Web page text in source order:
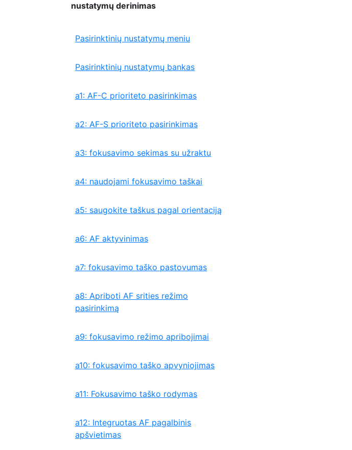
nustatymų derinimas
Pasirinktinių nustatymų meniu
Pasirinktinių nustatymų bankas
a1: AF-C prioriteto pasirinkimas
a2: AF-S prioriteto pasirinkimas
a3: fokusavimo sekimas su užraktu
a4: naudojami fokusavimo taškai
a5: saugokite taškus pagal orientaciją
a6: AF aktyvinimas
a7: fokusavimo taško pastovumas
a8: Apriboti AF srities režimo
pasirinkimą
a9: fokusavimo režimo apribojimai
a10: fokusavimo taško apvyniojimas
a11: Fokusavimo taško rodymas
a12: Integruotas AF pagalbinis
apšvietimas